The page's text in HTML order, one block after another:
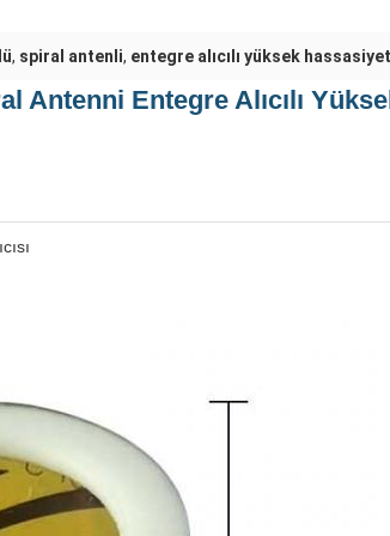
, spiral antenli, entegre alıcılı yüksek
Antenni Entegre Alıcılı